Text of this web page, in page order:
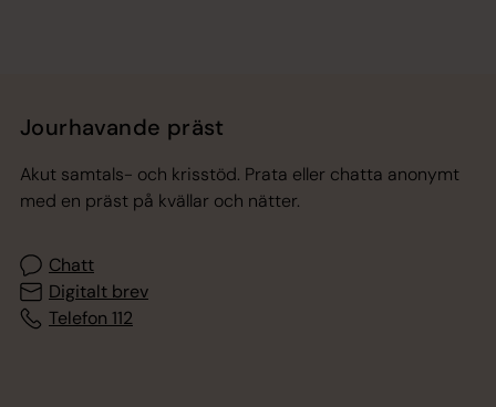
Jourhavande präst
Akut samtals- och krisstöd. Prata eller chatta anonymt
med en präst på kvällar och nätter.
Chatt
Digitalt brev
Telefon 112